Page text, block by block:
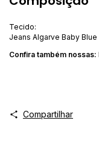
Tecido:
Jeans Algarve Baby Blue
Confira também nossas:
Compartilhar